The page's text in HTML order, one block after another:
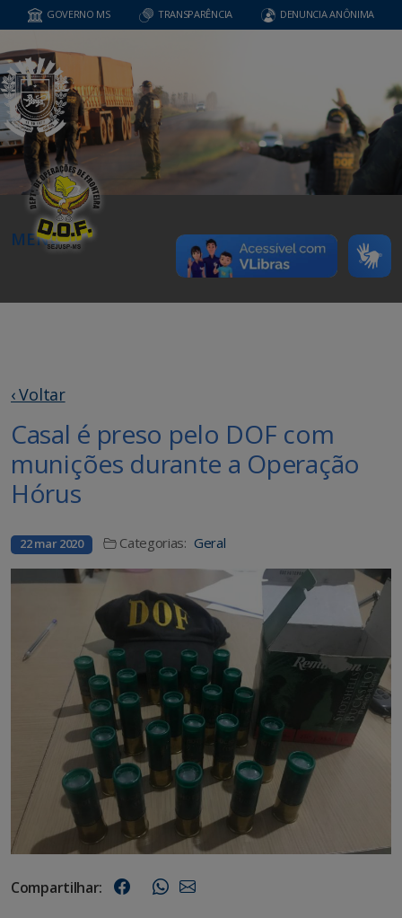
GOVERNO MS TRANSPARÊNCIA DENUNCIA ANÔNIMA
MENU
‹ Voltar
Casal é preso pelo DOF com
munições durante a Operação
Hórus
22 mar 2020 Categorias: Geral
Compartilhar: